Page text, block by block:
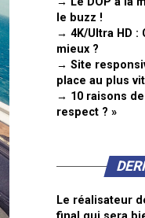
le buzz !
→ 4K/Ultra HD :
mieux ?
→ Site
place au plus
→ 10 raisons
respect ? »
Le réalisateur